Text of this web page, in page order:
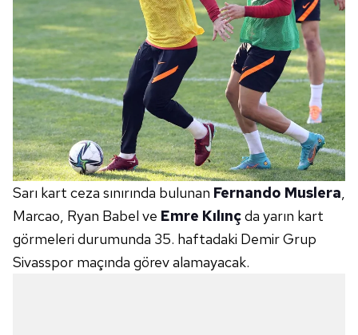
Sarı kart ceza sınırında bulunan Fernando Muslera,
Marcao, Ryan Babel ve Emre Kılınçda yarın kart
görmeleri durumunda 35. haftadaki Demir Grup
Sivasspor maçında görev alamayacak.